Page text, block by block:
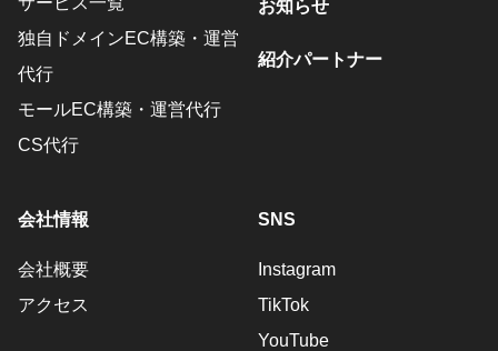
独自ドメインEC構築・運営
代行
モールEC構築・運営代行
CS代行
お知らせ
紹介パートナー
会社情報
会社概要
アクセス
SNS
Instagram
TikTok
YouTube